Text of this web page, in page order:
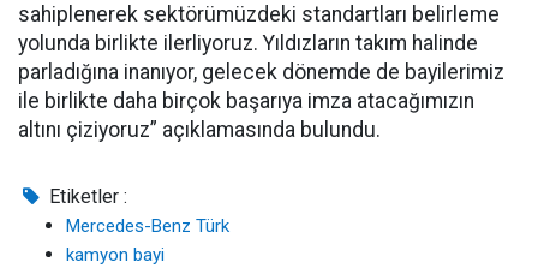
sahiplenerek sektörümüzdeki standartları belirleme
yolunda birlikte ilerliyoruz. Yıldızların takım halinde
parladığına inanıyor, gelecek dönemde de bayilerimiz
ile birlikte daha birçok başarıya imza atacağımızın
altını çiziyoruz” açıklamasında bulundu.
Etiketler :
Mercedes-Benz Türk
kamyon bayi